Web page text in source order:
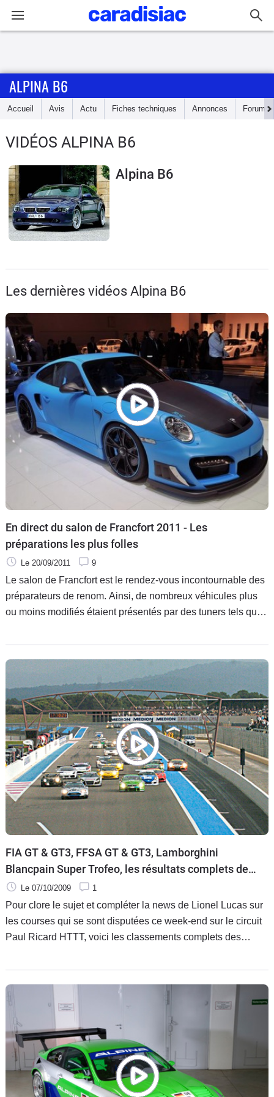
Accueil
Essais
Guide
d'achat
Electriques
Flottes
Services
Forum
Moto
Marques
ALPINA B6
Accueil Avis Actu Fiches techniques Annonces Forum
VIDÉOS ALPINA B6
Alpina B6
Les dernières vidéos Alpina B6
En direct du salon de Francfort 2011 - Les
préparations les plus folles
Le 20/09/2011 9
Le salon de Francfort est le rendez-vous incontournable des
préparateurs de renom. Ainsi, de nombreux véhicules plus
ou moins modifiés étaient présentés par des tuners tels que
de ces vitrines technologiques pouvaient atteindre des
sommets !
FIA GT & GT3, FFSA GT & GT3, Lamborghini
Blancpain Super Trofeo, les résultats complets de
la manche du HTTT Paul Ricard
Le 07/10/2009 1
Pour clore le sujet et compléter la news de Lionel Lucas sur
les courses qui se sont disputées ce week-end sur le circuit
Paul Ricard HTTT, voici les classements complets des